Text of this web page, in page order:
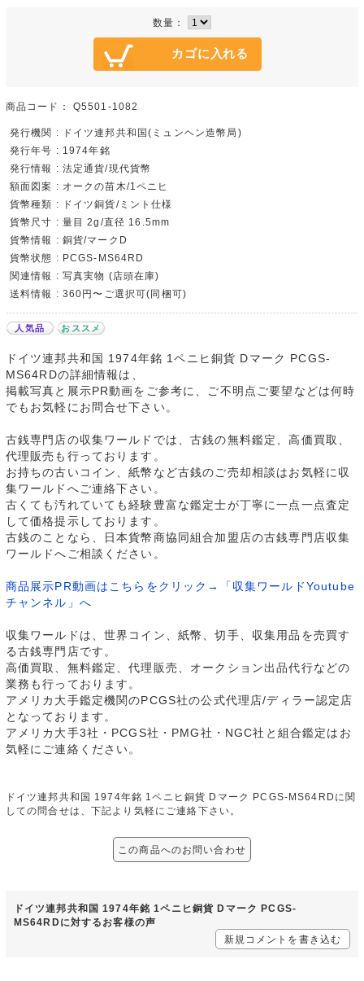
数量：
商品コード： Q5501-1082
発行機関 : ドイツ連邦共和国(ミュンヘン造幣局)
発行年号 : 1974年銘
発行情報 : 法定通貨/現代貨幣
額面図案 : オークの苗木/1ペニヒ
貨幣種類 : ドイツ銅貨/ミント仕様
貨幣尺寸 : 量目 2g/直径 16.5mm
貨幣情報 : 銅貨/マークD
貨幣状態 : PCGS-MS64RD
関連情報 : 写真実物 (店頭在庫)
送料情報 : 360円〜ご選択可(同梱可)
人気品 おススメ
ドイツ連邦共和国 1974年銘 1ペニヒ銅貨 Dマーク PCGS-
MS64RDの詳細情報は、
掲載写真と展示PR動画をご参考に、ご不明点ご要望などは何時
でもお気軽にお問合せ下さい。
古銭専門店の収集ワールドでは、古銭の無料鑑定、高価買取、
代理販売も行っております。
お持ちの古いコイン、紙幣など古銭のご売却相談はお気軽に収
集ワールドへご連絡下さい。
古くても汚れていても経験豊富な鑑定士が丁寧に一点一点査定
して価格提示しております。
古銭のことなら、日本貨幣商協同組合加盟店の古銭専門店収集
ワールドへご相談ください。
商品展示PR動画はこちらをクリック→「収集ワールドYoutube
チャンネル」へ
収集ワールドは、世界コイン、紙幣、切手、収集用品を売買す
る古銭専門店です。
高価買取、無料鑑定、代理販売、オークション出品代行などの
業務も行っております。
アメリカ大手鑑定機関のPCGS社の公式代理店/ディラー認定店
となっております。
アメリカ大手3社・PCGS社・PMG社・NGC社と組合鑑定はお
気軽にご連絡ください。
ドイツ連邦共和国 1974年銘 1ペニヒ銅貨 Dマーク PCGS-MS64RDに関
しての問合せは、下記より気軽にご連絡下さい。
この商品へのお問い合わせ
ドイツ連邦共和国 1974年銘 1ペニヒ銅貨 Dマーク PCGS-
MS64RDに対するお客様の声
新規コメントを書き込む